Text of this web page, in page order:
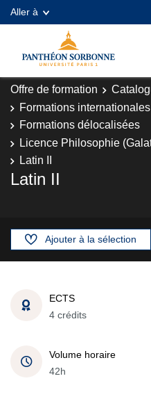
Aller à
Offre de formation
Formations internationales
Formations délocalisées
Licence Philosophie
Latin II
Latin II
Ajouter à la sélection
ECTS
4 crédits
Volume horaire
42h